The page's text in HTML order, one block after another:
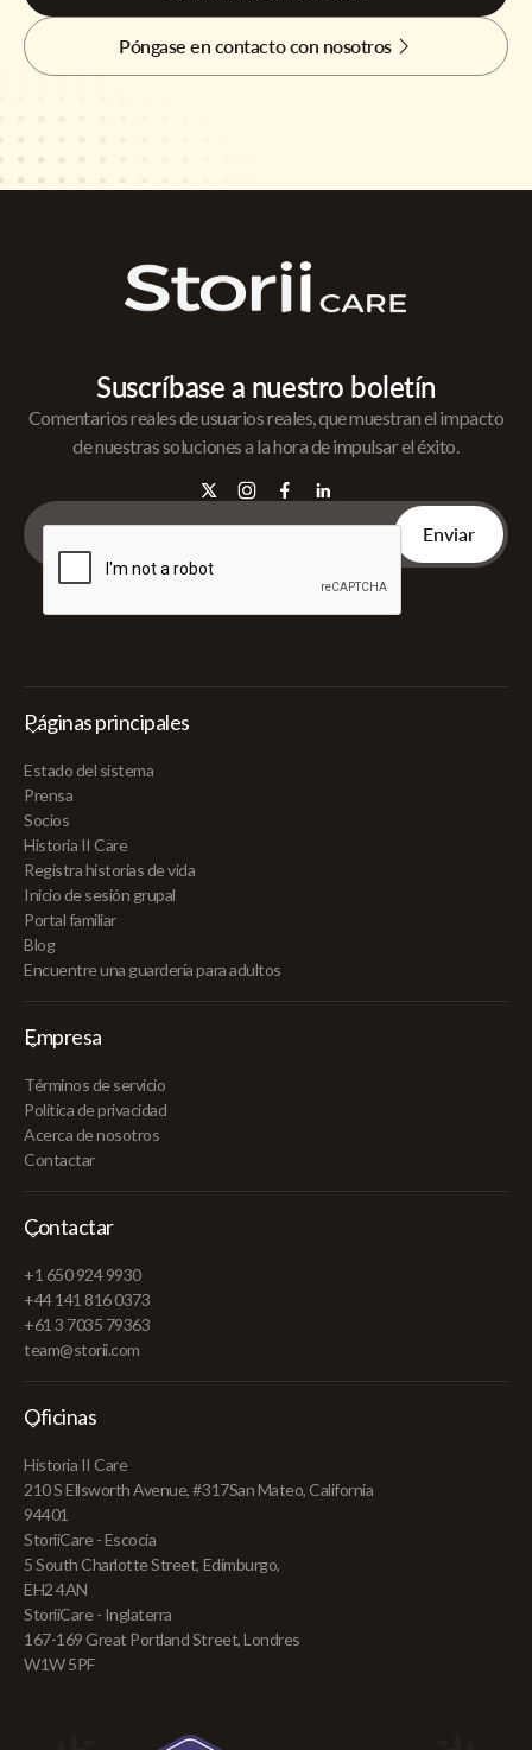
Póngase en contacto con nosotros
Suscríbase a nuestro boletín
Comentarios reales de usuarios reales, que muestran el impacto
de nuestras soluciones a la hora de impulsar el éxito.
Páginas principales
Estado del sistema
Prensa
Socios
Historia II Care
Registra historias de vida
Inicio de sesión grupal
Portal familiar
Blog
Encuentre una guardería para adultos
Empresa
Términos de servicio
Política de privacidad
Acerca de nosotros
Contactar
Contactar
+1 650 924 9930
+44 141 816 0373
+61 3 7035 79363
team@storii.com
Oficinas
Historia II Care
210 S Ellsworth Avenue, #317San Mateo, California
94401
StoriiCare - Escocia
5 South Charlotte Street, Edimburgo,
EH2 4AN
StoriiCare - Inglaterra
167-169 Great Portland Street, Londres
W1W 5PF